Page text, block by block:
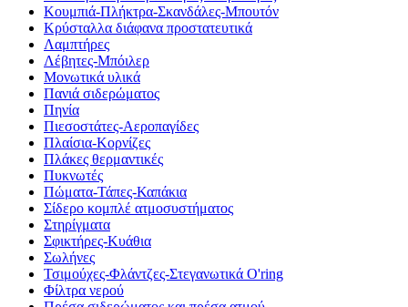
Κουμπιά-Πλήκτρα-Σκανδάλες-Μπουτόν
Κρύσταλλα διάφανα προστατευτικά
Λαμπτήρες
Λέβητες-Μπόιλερ
Μονωτικά υλικά
Πανιά σιδερώματος
Πηνία
Πιεσοστάτες-Αεροπαγίδες
Πλαίσια-Κορνίζες
Πλάκες θερμαντικές
Πυκνωτές
Πώματα-Τάπες-Καπάκια
Σίδερο κομπλέ ατμοσυστήματος
Στηρίγματα
Σφικτήρες-Κυάθια
Σωλήνες
Τσιμούχες-Φλάντζες-Στεγανωτικά O'ring
Φίλτρα νερού